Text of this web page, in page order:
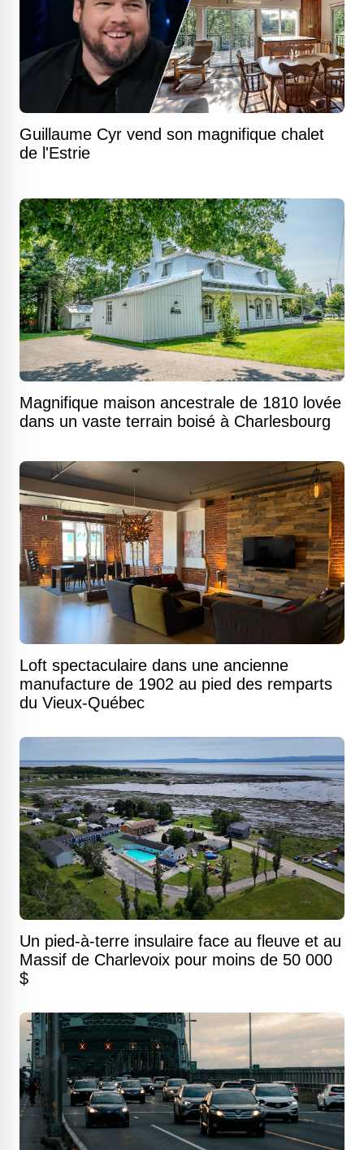
Guillaume Cyr vend son magnifique chalet
de l'Estrie
Magnifique maison ancestrale de 1810 lovée
dans un vaste terrain boisé à Charlesbourg
Loft spectaculaire dans une ancienne
manufacture de 1902 au pied des remparts
du Vieux-Québec
Un pied-à-terre insulaire face au fleuve et au
Massif de Charlevoix pour moins de 50 000
$